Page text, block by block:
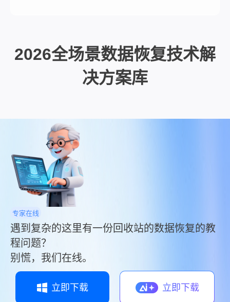
2026全场景数据恢复技术解
决方案库
专家在线
遇到复杂的这里有一份回收站的数据恢复的教
程问题？
别慌，我们在线。
立即下载 立即下载